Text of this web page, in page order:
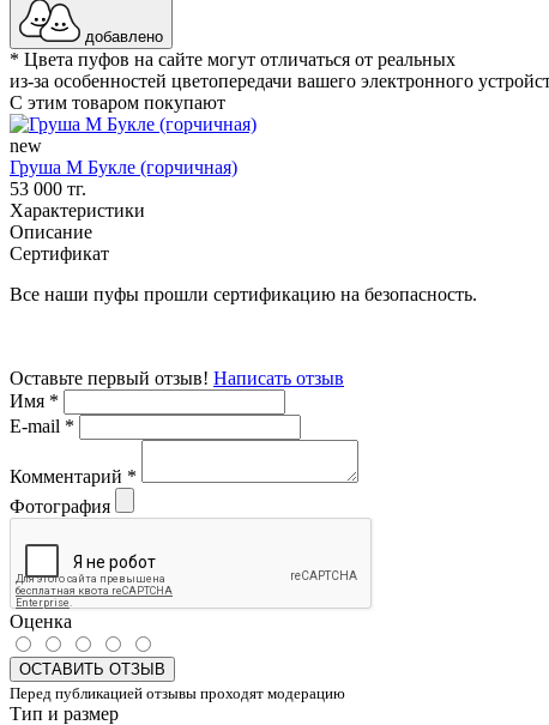
добавлено
* Цвета пуфов на сайте могут отличаться от реальных
из-за особенностей цветопередачи вашего электронного
С этим товаром покупают
new
Груша М Букле (горчичная)
53 000 тг.
Характеристики
Описание
Сертификат
Все наши пуфы прошли сертификацию на безопасность.
Оставьте первый отзыв! Написать отзыв
Имя *
E-mail *
Комментарий *
Фотография
Оценка
ОСТАВИТЬ ОТЗЫВ
Перед публикацией отзывы проходят модерацию
Тип и размер